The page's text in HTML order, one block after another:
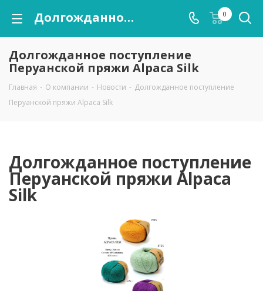
Долгожданное поступление Перуанской пряжи Alpaca Silk 0
Долгожданное поступление
Перуанской пряжи Alpaca Silk
Главная - О компании - Новости - Долгожданное поступление
Перуанской пряжи Alpaca Silk
Долгожданное поступление
Перуанской пряжи Alpaca
Silk